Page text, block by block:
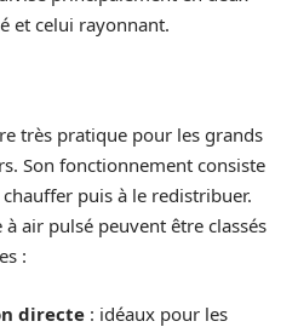
et celui rayonnant.
très pratique pour les grands
Son fonctionnement consiste
puis à le redistribuer.
air pulsé peuvent être classés
:
directe : idéaux pour les